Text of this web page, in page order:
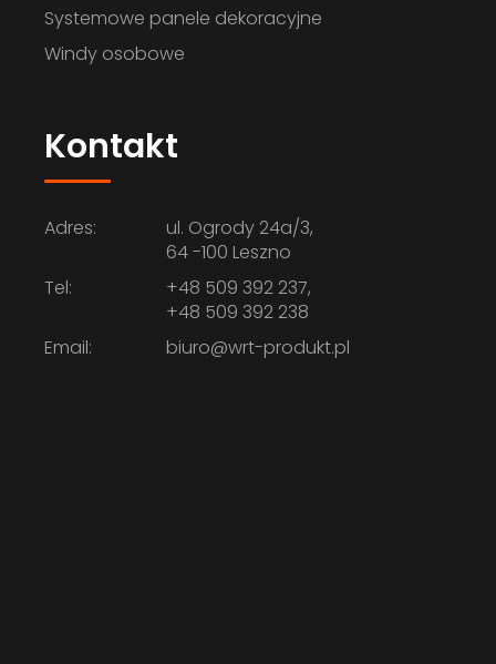
BOKSÓW ROWEROWYCH
Systemowe panele dekoracyjne
Windy osobowe
Kontakt
Adres:
ul. Ogrody 24a/3,
64 -100 Leszno
Tel:
+48 509 392 237,
+48 509 392 238
Email:
biuro@wrt-produkt.pl